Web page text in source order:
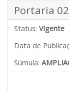
Portaria
Status: Vigente
Data de
Súmula: